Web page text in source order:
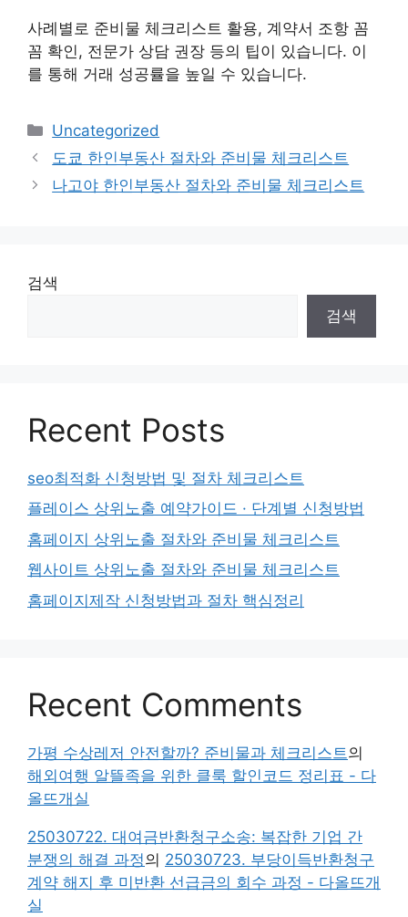
사례별로 준비물 체크리스트 활용, 계약서 조항 꼼
꼼 확인, 전문가 상담 권장 등의 팁이 있습니다. 이
를 통해 거래 성공률을 높일 수 있습니다.
카
테
리
Uncategorized
도쿄 한인부동산 절차와 준비물 체크리스트
나고야 한인부동산 절차와 준비물 체크리스트
검색
검색
Recent Posts
seo최적화 신청방법 및 절차 체크리스트
플레이스 상위노출 예약가이드 · 단계별 신청방법
홈페이지 상위노출 절차와 준비물 체크리스트
웹사이트 상위노출 절차와 준비물 체크리스트
홈페이지제작 신청방법과 절차 핵심정리
Recent Comments
가평 수상레저 안전할까? 준비물과 체크리스트 의
해외여행 알뜰족을 위한 클룩 할인코드 정리표 - 다
올뜨개실
25030722. 대여금반환청구소송: 복잡한 기업 간
분쟁의 해결 과정의 25030723. 부당이득반환청구
계약 해지 후 미반환 선급금의 회수 과정 - 다올뜨개
실